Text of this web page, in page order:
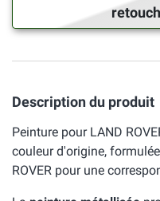
Description du produit
Peinture pour LAND
couleur d'origine,
ROVER pour une